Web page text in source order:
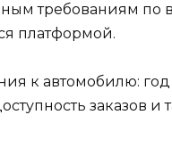
требованиям по
платформой.
к автомобилю:
заказов и